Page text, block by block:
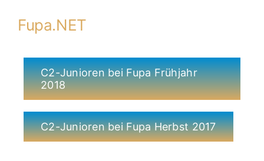
Fupa.NET
C2-Junioren bei Fupa Frühjahr
2018
C2-Junioren bei Fupa Herbst 2017